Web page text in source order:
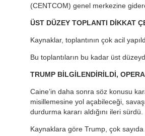
(CENTCOM) genel merkezine
ÜST DÜZEY TOPLANTI DİKKAT
Kaynaklar, toplantının çok acil
Bu toplantıların bu kadar üst
TRUMP BİLGİLENDİRİLDİ,
Caine’in daha sonra söz konusu
misillemesine yol açabileceği,
durdurma kararı aldığını ileri sürdü.
Kaynaklara göre Trump, çok